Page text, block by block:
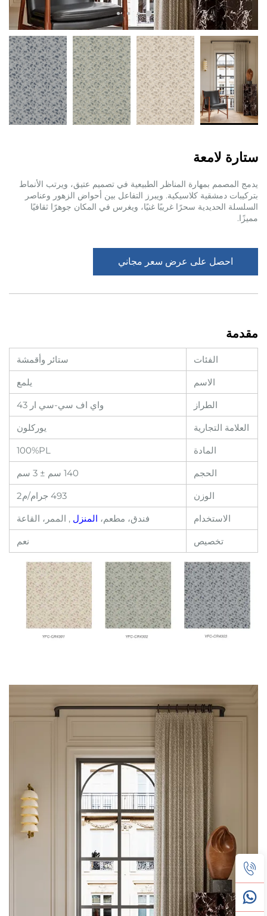
ستارة لامعة
يدمج المصمم بمهارة المناظر الطبيعية في تصميم عتيق، ويرتب الأنماط
بتركيبات دمشقية كلاسيكية. ويبرز التفاعل بين أحواض الزهور وعناصر
السلسلة الحديدية سحرًا غريبًا غنيًا، ويغرس في المكان جوهرًا ثقافيًا
مميزًا.
احصل على عرض سعر مجاني
مقدمة
الفئات
ستائر وأقمشة
الاسم
يلمع
الطراز
واي اف سي-سي ار 43
العلامة التجارية
يوركلون
المادة
100%PL
الحجم
140 سم ± 3 سم
الوزن
493 جرام/م2
الاستخدام
فندق، مطعم، المنزل , الممر، القاعة
تخصيص
نعم